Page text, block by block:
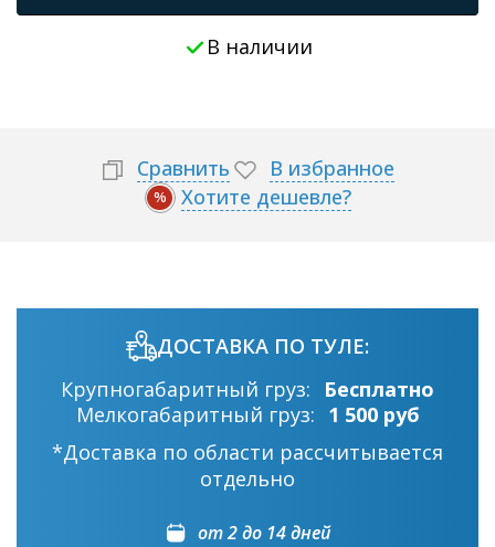
В наличии
Сравнить В избранное
% Хотите дешевле?
ДОСТАВКА ПО ТУЛЕ:
Крупногабаритный груз:
Бесплатно
Мелкогабаритный груз: 1 500 руб
*Доставка по области рассчитывается
отдельно
от 2 до 14 дней